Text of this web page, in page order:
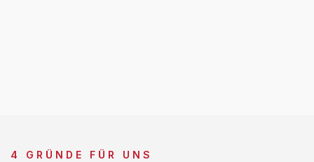
4 GRÜNDE FÜR UNS